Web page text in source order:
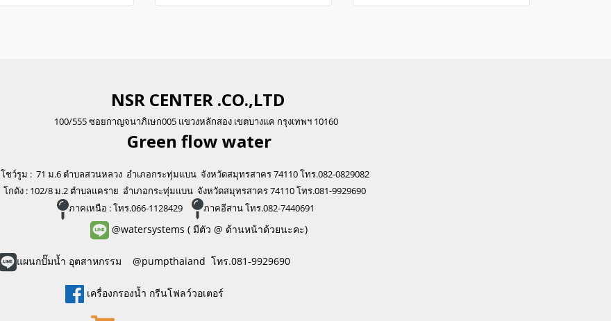
NSR CENTER .CO.,LTD
100/555 ซอยกาญจนาภิเษก005 แขวงหลักสอง เขตบางแค กรุงเทพฯ 10160
Green flow water
โชว์รูม : 71 ม.6 ตำบลสวนหลวง อำเภอกระทุ่มแบน จังหวัดสมุทรสาคร 74110 โทร.082-0829082
โกดัง : 102/8 ม.2 ตำบลแคราย อำเภอกระทุ่มแบน จังหวัดสมุทรสาคร 74110 โทร.081-9929690
ภาคเหนือ : โทร.066-1128429
ภาคอีสาน โทร.082-7440691
@watersystems ( มีตัว @ ด้านหน้าด้วยนะคะ)
แผนกปั๊มน้ำ อุตสาหกรรม @pumpthaiand โทร.081-9929690
เครื่องกรองน้ำ กรีนโฟลว์วอเตอร์